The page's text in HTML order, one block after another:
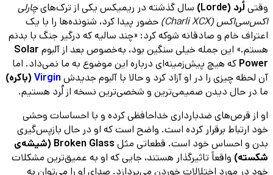
وقتی لُرد (Lorde) سال گذشته در ریمیکس یکی از ترک‌هایچارلی
اکس‌سی‌اکس (Charli XCX)
حضور پیدا کرد، شنونده‌ها را با یک
اعتراف خام و صادقانه شوکه کرد: «چند سالیه که درگیر جنگ با بدنم
هستم.» این جمله خیلی سنگین بود، به‌خصوص بعد از آلبوم Solar
Power که هیچ پیش‌زمینه‌ای درباره این موضوع به ما نمی‌داد. اما
آن لحظه چیزی را در او آزاد کرد و حالا با آلبوم جدیدش Virgin (باکره)
ما در حال دیدن صمیمی‌ترین و شخصی‌ترین نسخه از لُرد هستیم.
او از قرص‌های ضدبارداری خداحافظی کرده و با احساسات وحشی
خود ارتباط برقرار کرده است. واضح است که او در حال بازپس‌گیری
بدن و احساس خود است. قطعاتی مثل
Broken Glass (شیشه‌‌ی
شکسته) واقعاً تاثیرگذار هستند، جایی که او به عمیق‌ترین مشکلات
خود در مورد اختلالات خوردن می‌پردازد. صدای او را می‌توان به